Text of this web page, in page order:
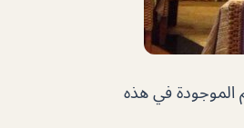
الموجودة في هذه